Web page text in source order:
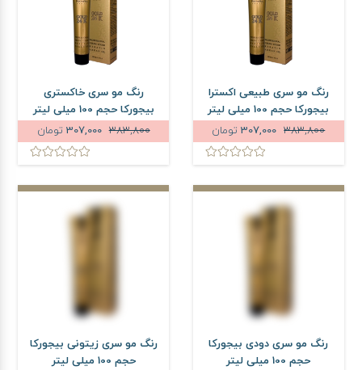
رنگ مو سری طبیعی اکسترا
بیجورکا حجم 100 میلی لیتر
383,800
تومان
رنگ مو سری خاکستری
بیجورکا حجم 100 میلی لیتر
383,800
307,000 تومان
رنگ مو سری دودی بیجورکا
حجم 100 میلی لیتر
رنگ مو سری زیتونی بیجورکا
حجم 100 میلی لیتر